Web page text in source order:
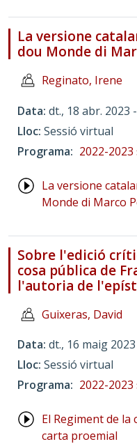
La versione
dou Monde di
Reginato, Irene
Data dt., 18 abr. 2023
Lloc Sessió virtual
Programa
2022-
La versione
Monde di Marco
Sobre l'edició
cosa pública de
l'autoria de
Guixeras, David
Data dt., 16 maig
Lloc Sessió virtual
Programa
2022-
El Regiment de la
carta proemial